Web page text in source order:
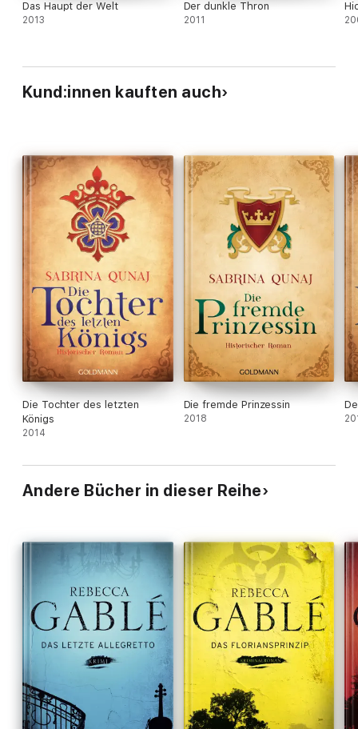
Das Haupt der Welt
2013
Der dunkle Thron
2011
Kund:innen kauften auch
Die Tochter des letzten
Königs
2014
Die fremde Prinzessin
2018
Andere Bücher in dieser Reihe